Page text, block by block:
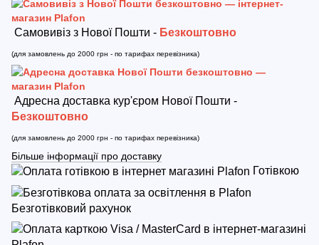
Самовивіз з Нової Пошти - Безкоштовно
(для замовлень до 2000 грн - по тарифах перевізника)
Адресна доставка кур'єром Нової Пошти -
Безкоштовно
(для замовлень до 2000 грн - по тарифах перевізника)
Більше інформації про доставку
Готівкою
Безготівковий рахунок